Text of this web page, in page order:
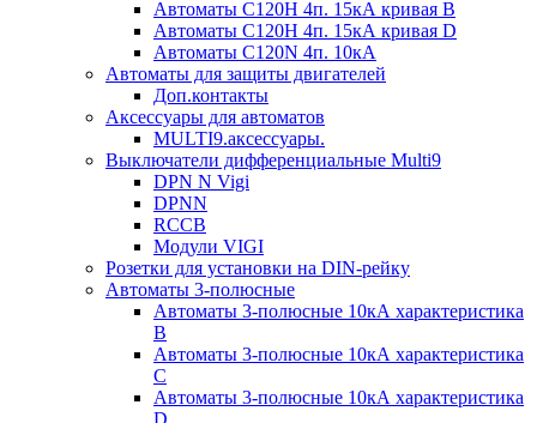
Автоматы С120H 4п. 15кА кривая B
Автоматы С120H 4п. 15кА кривая D
Автоматы С120N 4п. 10кА
Автоматы для защиты двигателей
Доп.контакты
Аксессуары для автоматов
MULTI9.аксессуары.
Выключатели дифференциальные Multi9
DPN N Vigi
DPNN
RCCB
Модули VIGI
Розетки для установки на DIN-рейку
Автоматы 3-полюсные
Автоматы 3-полюсные 10кА характеристика
B
Автоматы 3-полюсные 10кА характеристика
C
Автоматы 3-полюсные 10кА характеристика
D